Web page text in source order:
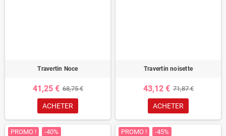
Travertin Noce
41,25 € 68,75 €
ACHETER
Travertin noisette
43,12 € 71,87 €
ACHETER
PROMO ! -40% PROMO ! -45%